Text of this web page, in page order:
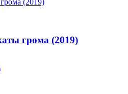
грома (2019)